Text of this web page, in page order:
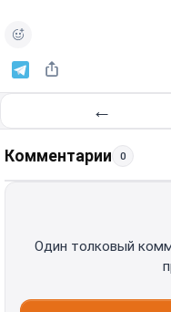
←
Комментарии 0
Один толковый